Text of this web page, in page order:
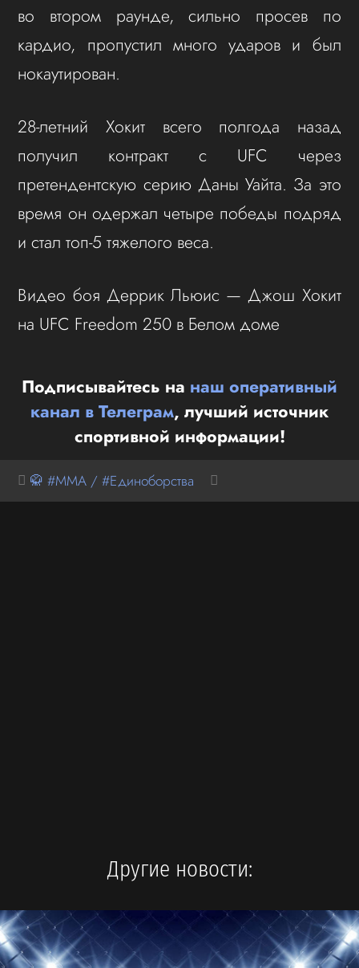
во втором раунде, сильно просев по
кардио, пропустил много ударов и был
нокаутирован.
28-летний Хокит всего полгода назад
получил контракт с UFC через
претендентскую серию Даны Уайта. За это
время он одержал четыре победы подряд
и стал топ-5 тяжелого веса.
Видео боя Деррик Льюис — Джош Хокит
на UFC Freedom 250 в Белом доме
Подписывайтесь на наш оперативный
канал в Телеграм, лучший источник
спортивной информации!
🥋 #MMA / #Единоборства
Другие новости: